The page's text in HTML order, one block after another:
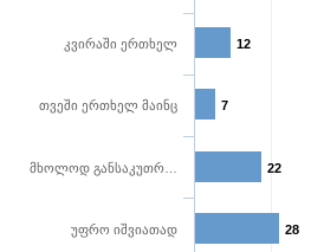
12
7
22
28
კვირაში ერთხელ
თვეში ერთხელ მაინც
მხოლოდ განსაკუთრ…
უფრო იშვიათად